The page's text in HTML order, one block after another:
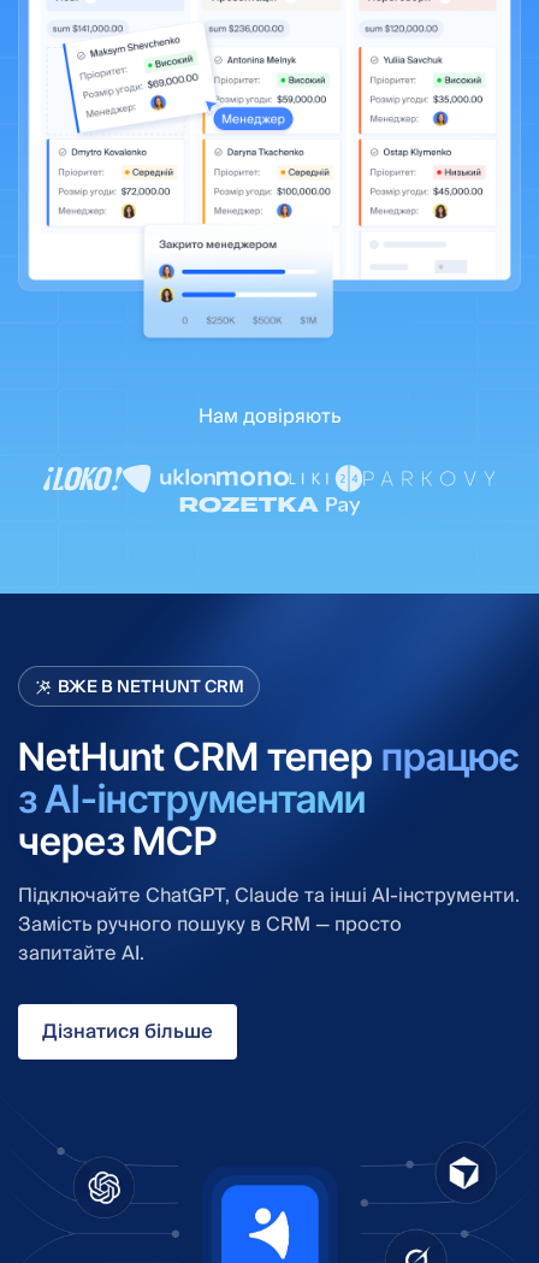
Нам довіряють
ВЖЕ В NETHUNT CRM
NetHunt CRM тепер працює
з AI-інструментами
через MCP
Підключайте ChatGPT, Claude та інші AI-інструменти.
Замість ручного пошуку в CRM — просто
запитайте AI.
Дізнатися більше